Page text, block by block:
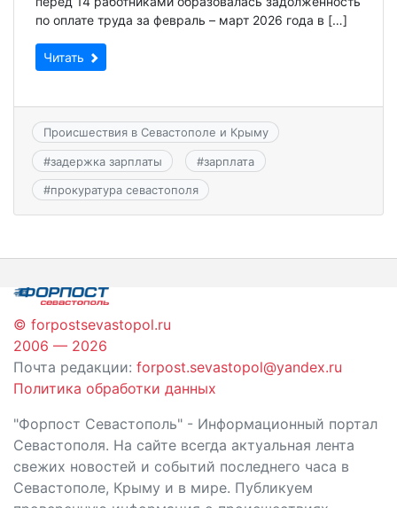
по оплате труда за февраль – март 2026 года в […]
Читать
Происшествия в Севастополе и Крыму
#задержка зарплаты #зарплата
#прокуратура севастополя
© forpostsevastopol.ru
2006 — 2026
Почта редакции: forpost.sevastopol@yandex.ru
Политика обработки данных
"Форпост Севастополь" - Информационный портал
Севастополя. На сайте всегда актуальная лента
свежих новостей и событий последнего часа в
Севастополе, Крыму и в мире. Публикуем